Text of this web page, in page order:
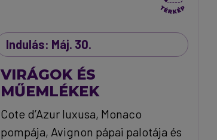
Indulás: Máj. 30.
VIRÁGOK ÉS
MŰEMLÉKEK
Cote d’Azur luxusa, Monaco
pompája, Avignon pápai palotája és